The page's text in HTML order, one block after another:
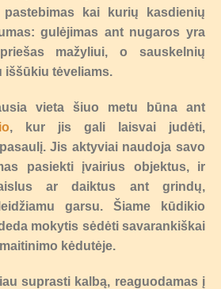
pastebimas kai kurių kasdienių
gulėjimas ant nugaros yra
mažyliui, o sauskelnių
iššūkiu tėveliams.
vieta šiuo metu būna ant
, kur jis gali laisvai judėti,
Jis aktyviai naudoja savo
pasiekti įvairius objektus, ir
ar daiktus ant grindų,
garsu. Šiame kūdikio
mokytis sėdėti savarankiškai
kėdutėje.
suprasti kalbą, reaguodamas į